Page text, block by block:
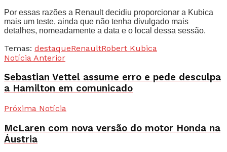
Por essas razões a Renault decidiu proporcionar a Kubica
mais um teste, ainda que não tenha divulgado mais
detalhes, nomeadamente a data e o local dessa sessão.
Temas: destaqueRenaultRobert Kubica
Notícia Anterior
Sebastian Vettel assume erro e pede desculpa
a Hamilton em comunicado
Próxima Notícia
McLaren com nova versão do motor Honda na
Áustria